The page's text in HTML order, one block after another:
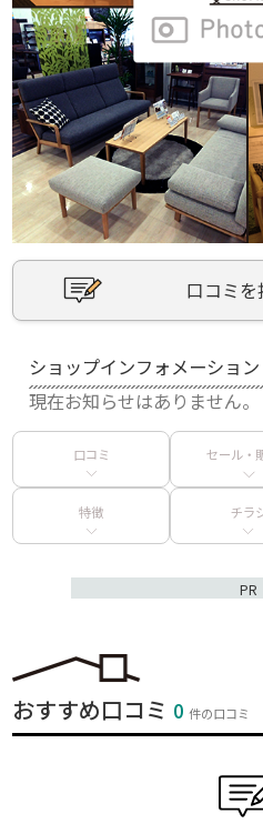
口コミを
ショップインフォメーショ
現在お知らせはありません。
口コミ セール・
特徴 チラ
PR
おすすめ口コミ 0件の口コミ